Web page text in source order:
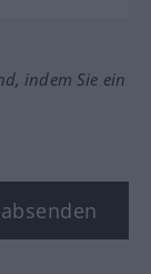
indem Sie ein